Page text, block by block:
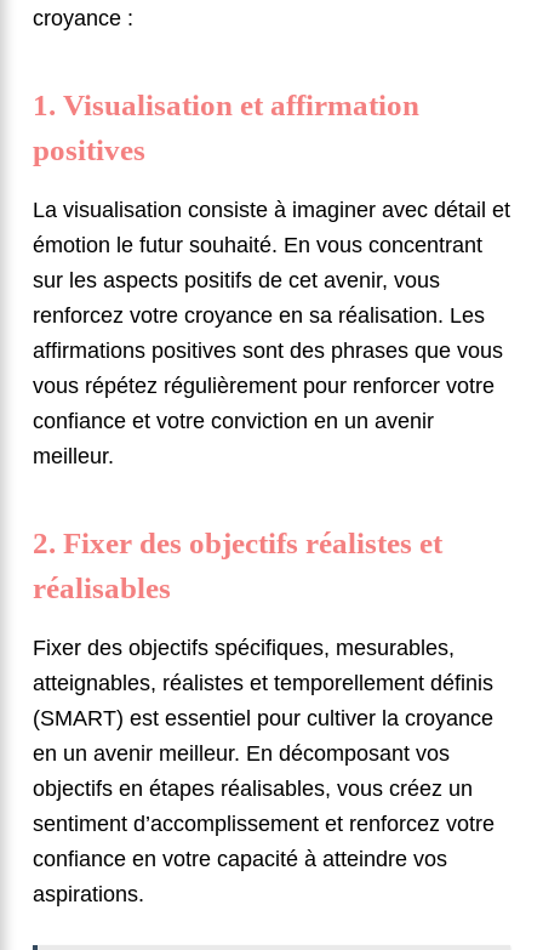
croyance :
1. Visualisation et affirmation
positives
La visualisation consiste à imaginer avec détail et
émotion le futur souhaité. En vous concentrant
sur les aspects positifs de cet avenir, vous
renforcez votre croyance en sa réalisation. Les
affirmations positives sont des phrases que vous
vous répétez régulièrement pour renforcer votre
confiance et votre conviction en un avenir
meilleur.
2. Fixer des objectifs réalistes et
réalisables
Fixer des objectifs spécifiques, mesurables,
atteignables, réalistes et temporellement définis
(SMART) est essentiel pour cultiver la croyance
en un avenir meilleur. En décomposant vos
objectifs en étapes réalisables, vous créez un
sentiment d’accomplissement et renforcez votre
confiance en votre capacité à atteindre vos
aspirations.